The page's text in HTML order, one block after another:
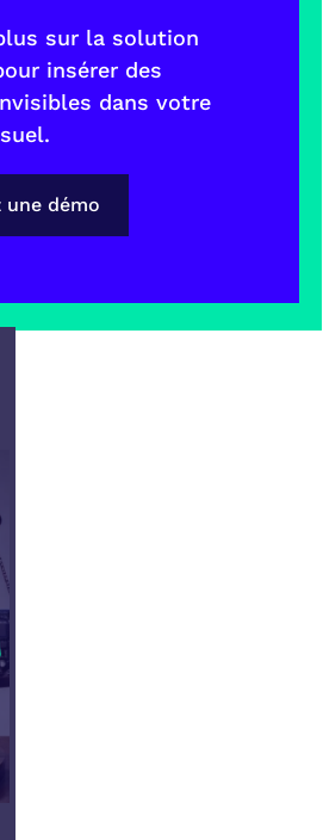
sur la solution
insérer des
dans votre
une démo